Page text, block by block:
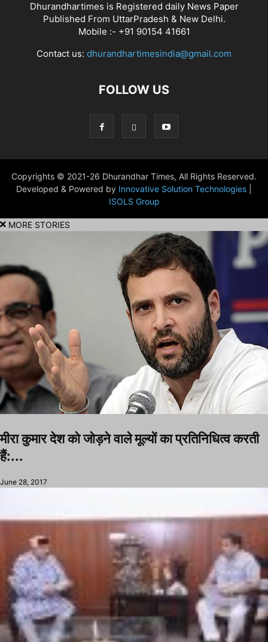
Dhurandhartimes is Registered daily News Paper
Published From UttarPradesh & New Delhi.
Mobile :- +91 90154 41661
Contact us: dhurandhartimesindia@gmail.com
FOLLOW US
Copyrights © 2021-26 Dhurandhar Times, All Rights Reserved.
Developed & Powered by Innovative Solution Technologies
ISOLS Group
MORE STORIES
मीरा कुमार देश को जोड़ने वाले मूल्यों का प्रतिनिधित्व करती
हैं:...
June 28, 2017